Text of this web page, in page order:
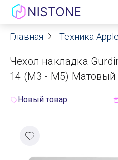
Акции
О нас
Главная Техника Apple
Чехол накладка
14 (M3 - M5) Матовый
Новый товар